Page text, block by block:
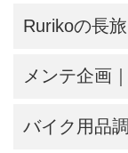
Rurikoの長
メンテ企画
バイク用品